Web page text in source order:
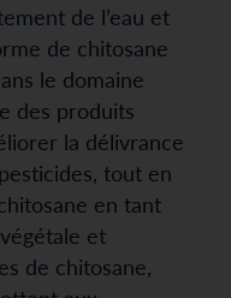
de l’eau et
de chitosane
le domaine
des produits
la délivrance
tout en
en tant
et
de chitosane,